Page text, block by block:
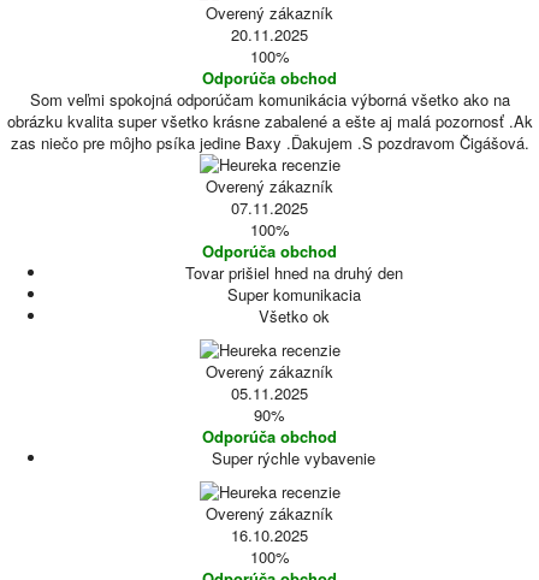
Overený zákazník
20.11.2025
100%
Odporúča obchod
Som veľmi spokojná odporúčam komunikácia výborná všetko ako na
obrázku kvalita super všetko krásne zabalené a ešte aj malá pozornosť .Ak
zas niečo pre môjho psíka jedine Baxy .Ďakujem .S pozdravom Čigášová.
Overený zákazník
07.11.2025
100%
Odporúča obchod
Tovar prišiel hned na druhý den
Super komunikacia
Všetko ok
Overený zákazník
05.11.2025
90%
Odporúča obchod
Super rýchle vybavenie
Overený zákazník
16.10.2025
100%